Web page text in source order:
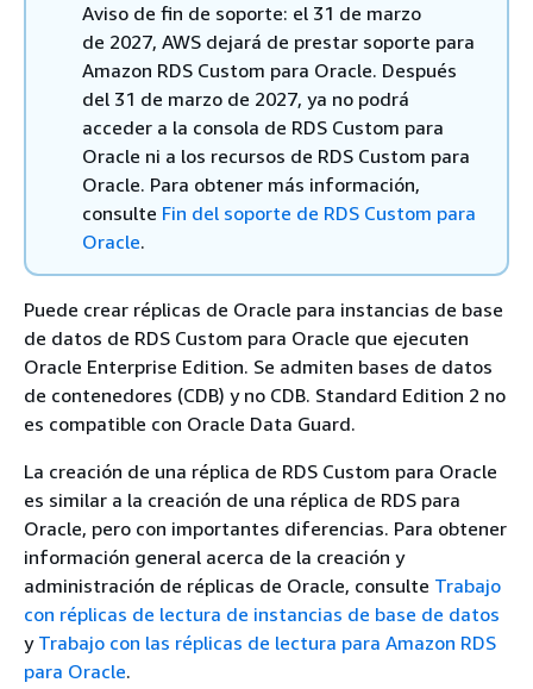
Aviso de fin de soporte: el 31 de marzo
de 2027, AWS dejará de prestar soporte para
Amazon RDS Custom para Oracle. Después
del 31 de marzo de 2027, ya no podrá
acceder a la consola de RDS Custom para
Oracle ni a los recursos de RDS Custom para
Oracle. Para obtener más información,
consulte Fin del soporte de RDS Custom para
Oracle.
Puede crear réplicas de Oracle para instancias de base
de datos de RDS Custom para Oracle que ejecuten
Oracle Enterprise Edition. Se admiten bases de datos
de contenedores (CDB) y no CDB. Standard Edition 2 no
es compatible con Oracle Data Guard.
La creación de una réplica de RDS Custom para Oracle
es similar a la creación de una réplica de RDS para
Oracle, pero con importantes diferencias. Para obtener
información general acerca de la creación y
administración de réplicas de Oracle, consulte Trabajo
con réplicas de lectura de instancias de base de datos
y Trabajo con las réplicas de lectura para Amazon RDS
para Oracle.